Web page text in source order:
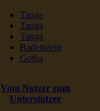
Tanga
Tanga
Tanga
Badenstein
Gotha
Vom Nutzer zum
Unterstützer